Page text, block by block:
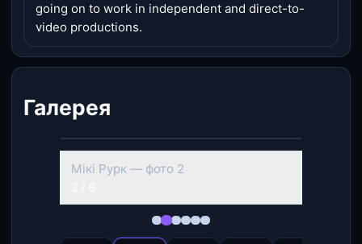
going on to work in independent and direct-to-
video productions.
Галерея
‹ ›
Мікі Рурк — фото 2